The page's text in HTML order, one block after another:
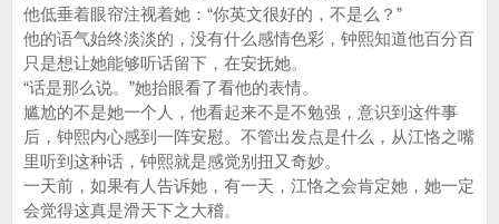
他低垂着眼帘注视着她：“你英文很好的，不是么？”
他的语气始终淡淡的，没有什么感情色彩，钟熙知道他百分百
只是想让她能够听话留下，在安抚她。
“话是那么说。”她抬眼看了看他的表情。
尴尬的不是她一个人，他看起来不是不勉强，意识到这件事
后，钟熙内心感到一阵安慰。不管出发点是什么，从江恪之嘴
里听到这种话，钟熙就是感觉别扭又奇妙。
一天前，如果有人告诉她，有一天，江恪之会肯定她，她一定
会觉得这真是滑天下之大稽。